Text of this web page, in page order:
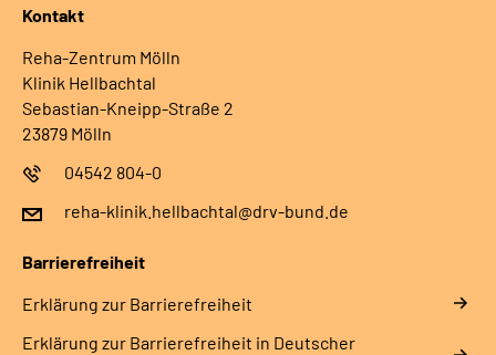
Kontakt
Reha-Zentrum Mölln
Klinik Hellbachtal
Sebastian-Kneipp-Straße 2
23879 Mölln
04542 804-0
reha-klinik.hellbachtal@drv-bund.de
Barrierefreiheit
Erklärung zur Barrierefreiheit
Erklärung zur Barrierefreiheit in Deutscher